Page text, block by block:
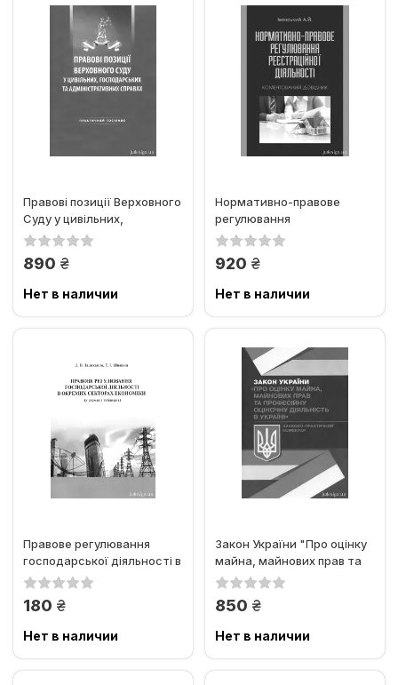
Правові позиції Верховного
Суду у цивільних,
господарських та...
890 грн.
Нет в наличии
Нормативно-правове
регулювання
реєстраційної діяльності.
920 грн.
Нет в наличии
Правове регулювання
господарської діяльності в
окремих секторах...
180 грн.
Нет в наличии
Закон України "Про оцінку
майна, майнових прав та
професійну...
850 грн.
Нет в наличии